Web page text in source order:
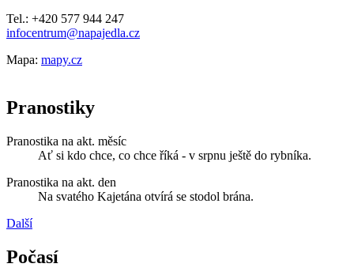
Tel.: +420 577 944 247
infocentrum@napajedla.cz
Mapa: mapy.cz
Pranostiky
Pranostika na akt. měsíc
Ať si kdo chce, co chce říká - v srpnu ještě do rybníka.
Pranostika na akt. den
Na svatého Kajetána otvírá se stodol brána.
Další
Počasí